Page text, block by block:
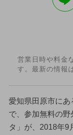
営業日時や料金
す。最新の情報
愛知県田原市にあ
で、参加無料の
タ」が、2018年9